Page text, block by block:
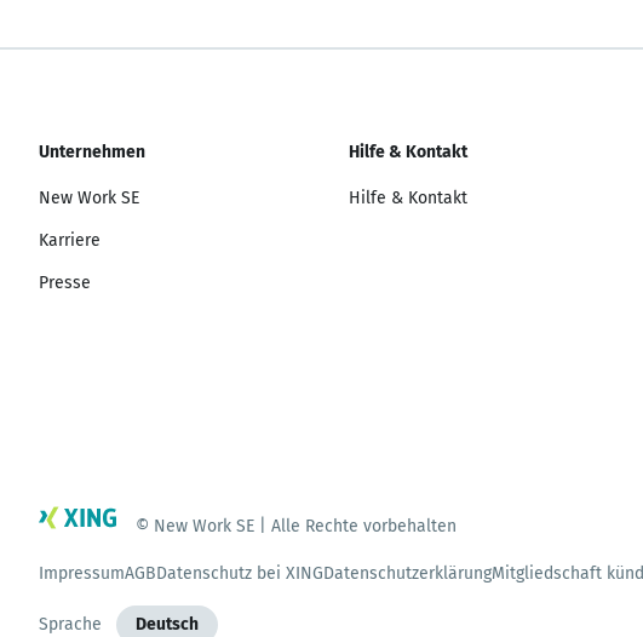
Unternehmen
New Work SE
Karriere
Presse
Hilfe & Kontakt
Hilfe & Kontakt
© New Work SE | Alle Rechte vorbehalten
ImpressumAGBDatenschutz bei XINGDatenschutzerklärungMitgliedschaft
Sprache Deutsch